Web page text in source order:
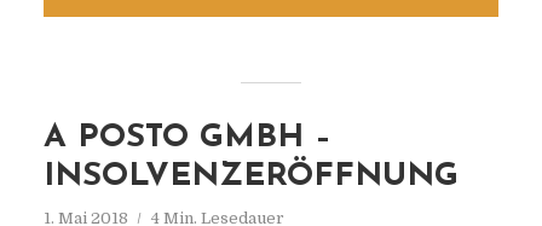
A POSTO GMBH –
INSOLVENZERÖFFNUNG
1. Mai 2018 4 Min. Lesedauer